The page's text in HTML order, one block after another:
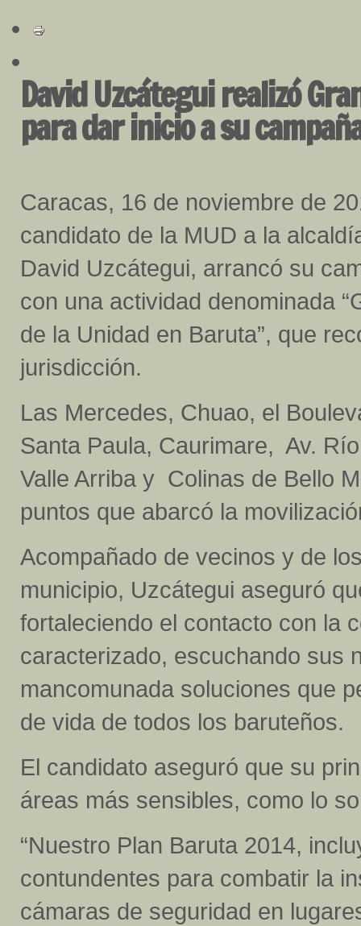
David Uzcátegui realizó
para dar inicio a su
Caracas, 16 de noviembre de
candidato de la MUD a la
David Uzcátegui, arrancó su
con una actividad denominada
de la Unidad en Baruta”, que
jurisdicción.
Las Mercedes, Chuao, el
Santa Paula, Caurimare, Av.
Valle Arriba y Colinas de Bello
puntos que abarcó la
Acompañado de vecinos y de
municipio, Uzcátegui aseguró
fortaleciendo el contacto con la
caracterizado, escuchando sus
mancomunada soluciones que
de vida de todos los baruteños.
El candidato aseguró que su
áreas más sensibles, como lo
“Nuestro Plan Baruta 2014,
contundentes para combatir la
cámaras de seguridad en